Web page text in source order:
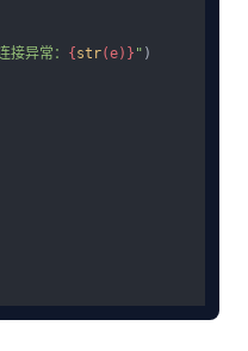
异常： { str(e)} " )